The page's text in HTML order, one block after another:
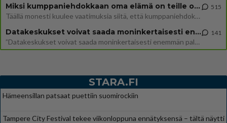
Miksi kumppaniehdokkaan oma elämä on teille ongelma?
Täällä monesti kuulee vaatimuksia siitä, että kumppaniehdokkaalla ei saisi olla lemmikkejä, lapsia, kavereita, eksiä, su
515
Datakeskukset voivat saada moninkertaisesti enemmän palautuksia kuin mitä ne maksavat veroja
”Datakeskukset voivat saada moninkertaisesti enemmän palautuksia kuin mitä ne maksavat veroja”, sanoo professori Jussi K
141
STARA.FI
Hämeensillan patsaat puettiin suomirockiin
Tampere City Festival tekee viikonloppuna ennätyksensä – tältä näytti